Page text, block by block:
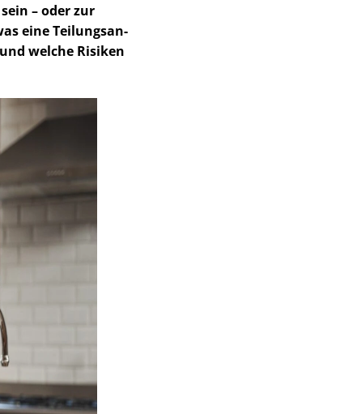
– oder zur
eine Tei­lungs­an­
welche Risiken